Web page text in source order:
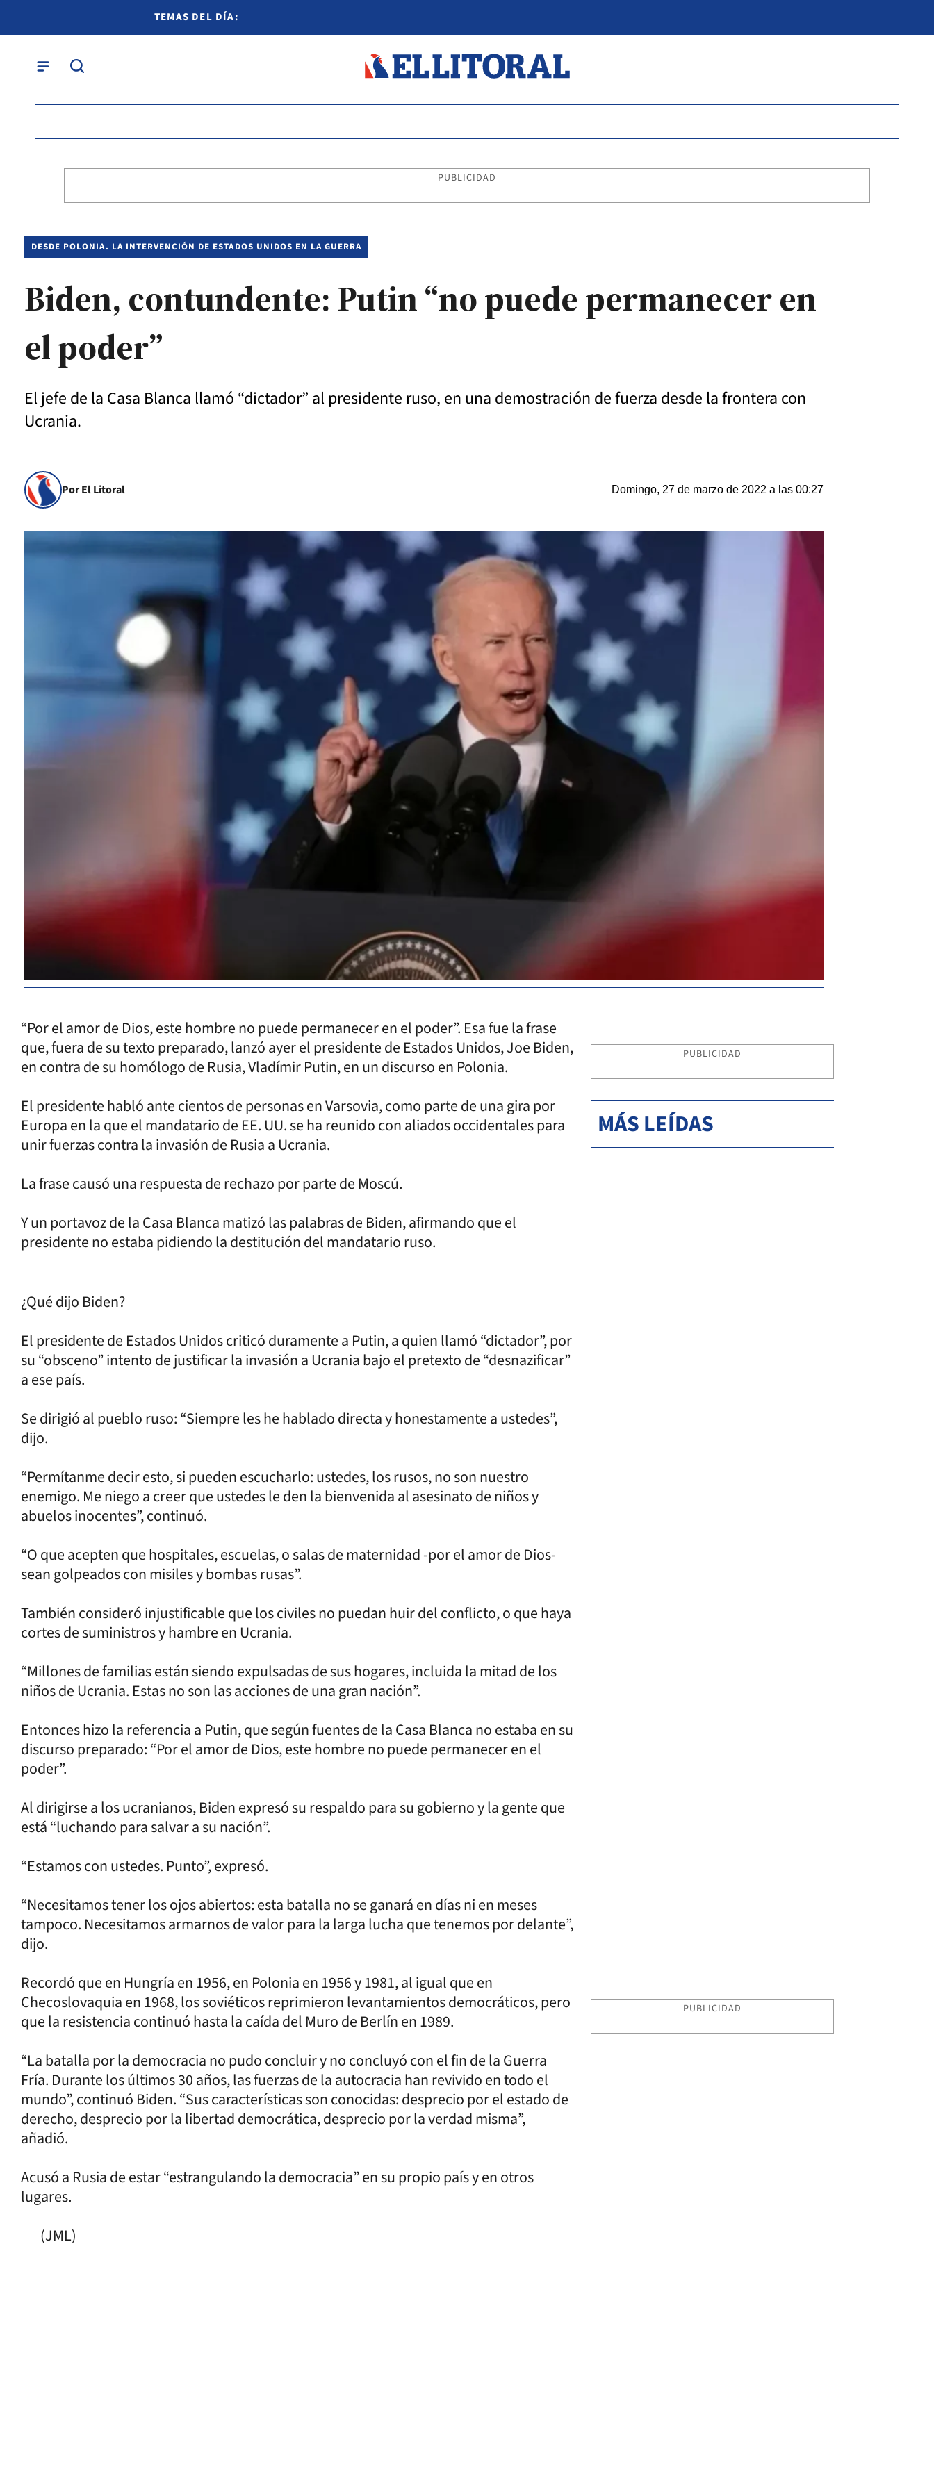
TEMAS DEL DÍA:
PUBLICIDAD
DESDE POLONIA. LA INTERVENCIÓN DE ESTADOS UNIDOS EN LA GUERRA
Biden, contundente: Putin “no puede permanecer en
el poder”
El jefe de la Casa Blanca llamó “dictador” al presidente ruso, en una demostración de fuerza desde la frontera con
Ucrania.
Por El Litoral Domingo, 27 de marzo de 2022 a las 00:27
“Por el amor de Dios, este hombre no puede permanecer en el poder”. Esa fue la frase
que, fuera de su texto preparado, lanzó ayer el presidente de Estados Unidos, Joe Biden,
en contra de su homólogo de Rusia, Vladímir Putin, en un discurso en Polonia.
El presidente habló ante cientos de personas en Varsovia, como parte de una gira por
Europa en la que el mandatario de EE. UU. se ha reunido con aliados occidentales para
unir fuerzas contra la invasión de Rusia a Ucrania.
La frase causó una respuesta de rechazo por parte de Moscú.
Y un portavoz de la Casa Blanca matizó las palabras de Biden, afirmando que el
presidente no estaba pidiendo la destitución del mandatario ruso.
¿Qué dijo Biden?
El presidente de Estados Unidos criticó duramente a Putin, a quien llamó “dictador”, por
su “obsceno” intento de justificar la invasión a Ucrania bajo el pretexto de “desnazificar”
a ese país.
Se dirigió al pueblo ruso: “Siempre les he hablado directa y honestamente a ustedes”,
dijo.
“Permítanme decir esto, si pueden escucharlo: ustedes, los rusos, no son nuestro
enemigo. Me niego a creer que ustedes le den la bienvenida al asesinato de niños y
abuelos inocentes”, continuó.
“O que acepten que hospitales, escuelas, o salas de maternidad -por el amor de Dios-
sean golpeados con misiles y bombas rusas”.
También consideró injustificable que los civiles no puedan huir del conflicto, o que haya
cortes de suministros y hambre en Ucrania.
“Millones de familias están siendo expulsadas de sus hogares, incluida la mitad de los
niños de Ucrania. Estas no son las acciones de una gran nación”.
Entonces hizo la referencia a Putin, que según fuentes de la Casa Blanca no estaba en su
discurso preparado: “Por el amor de Dios, este hombre no puede permanecer en el
poder”.
Al dirigirse a los ucranianos, Biden expresó su respaldo para su gobierno y la gente que
está “luchando para salvar a su nación”.
“Estamos con ustedes. Punto”, expresó.
“Necesitamos tener los ojos abiertos: esta batalla no se ganará en días ni en meses
tampoco. Necesitamos armarnos de valor para la larga lucha que tenemos por delante”,
dijo.
Recordó que en Hungría en 1956, en Polonia en 1956 y 1981, al igual que en
Checoslovaquia en 1968, los soviéticos reprimieron levantamientos democráticos, pero
que la resistencia continuó hasta la caída del Muro de Berlín en 1989.
“La batalla por la democracia no pudo concluir y no concluyó con el fin de la Guerra
Fría. Durante los últimos 30 años, las fuerzas de la autocracia han revivido en todo el
mundo”, continuó Biden. “Sus características son conocidas: desprecio por el estado de
derecho, desprecio por la libertad democrática, desprecio por la verdad misma”,
añadió.
Acusó a Rusia de estar “estrangulando la democracia” en su propio país y en otros
lugares.
(JML)
PUBLICIDAD
MÁS LEÍDAS
PUBLICIDAD